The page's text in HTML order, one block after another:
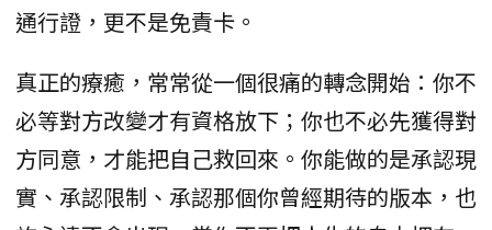
通行證，更不是免責卡。
真正的療癒，常常從一個很痛的轉念開始：你不
必等對方改變才有資格放下；你也不必先獲得對
方同意，才能把自己救回來。你能做的是承認現
實、承認限制、承認那個你曾經期待的版本，也